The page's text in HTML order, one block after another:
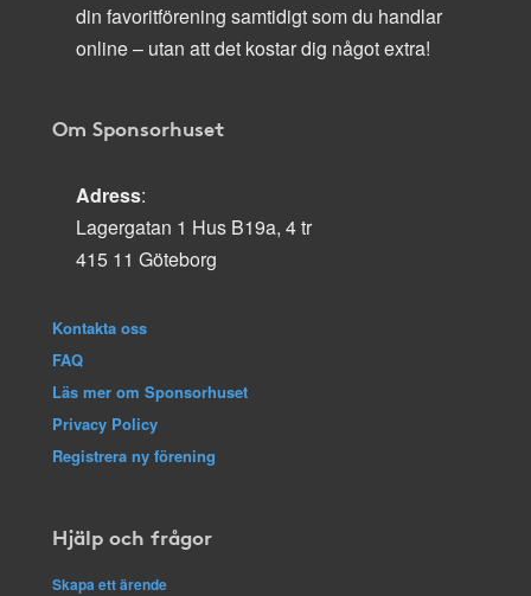
din favoritförening samtidigt som du handlar
online – utan att det kostar dig något extra!
Om Sponsorhuset
Adress:
Lagergatan 1 Hus B19a, 4 tr
415 11 Göteborg
Kontakta oss
FAQ
Läs mer om Sponsorhuset
Privacy Policy
Registrera ny förening
Hjälp och frågor
Skapa ett ärende